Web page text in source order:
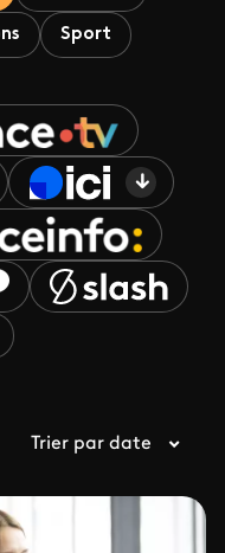
Sport
Trier par date